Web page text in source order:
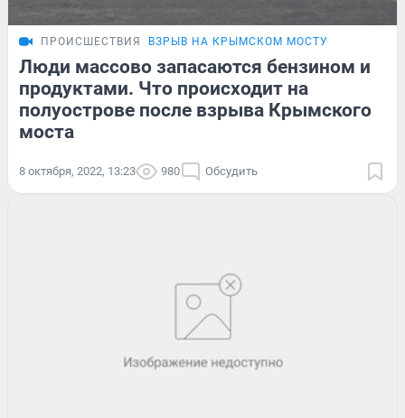
ПРОИСШЕСТВИЯ ВЗРЫВ НА КРЫМСКОМ МОСТУ
Люди массово запасаются бензином и
продуктами. Что происходит на
полуострове после взрыва Крымского
моста
8 октября, 2022, 13:23 980 Обсудить